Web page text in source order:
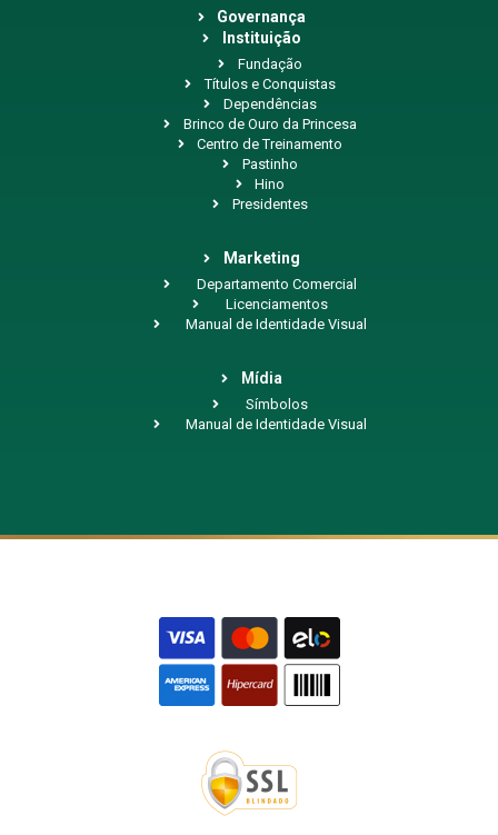
Governança
Instituição
Fundação
Títulos e Conquistas
Dependências
Brinco de Ouro da Princesa
Centro de Treinamento
Pastinho
Hino
Presidentes
Marketing
Departamento Comercial
Licenciamentos
Manual de Identidade Visual
Mídia
Símbolos
Manual de Identidade Visual